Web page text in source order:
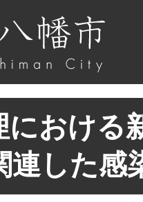
における
連した感